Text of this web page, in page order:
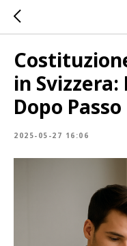
in Svizzera:
Dopo
2025-05-27 16:06